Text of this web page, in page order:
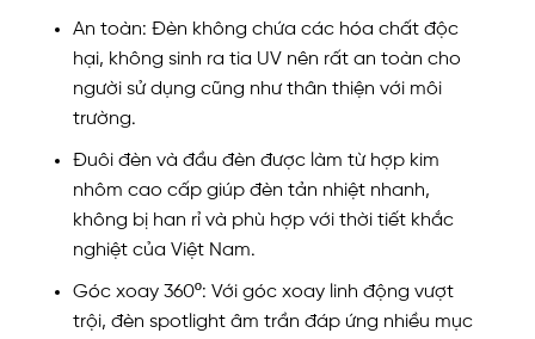
An toàn: Đèn không chứa các hóa chất độc
hại, không sinh ra tia UV nên rất an toàn cho
người sử dụng cũng như thân thiện với môi
trường.
Đuôi đèn và đầu đèn được làm từ hợp kim
nhôm cao cấp giúp đèn tản nhiệt nhanh,
không bị han rỉ và phù hợp với thời tiết khắc
nghiệt của Việt Nam.
Góc xoay 360º: Với góc xoay linh động vượt
trội, đèn spotlight âm trần đáp ứng nhiều mục